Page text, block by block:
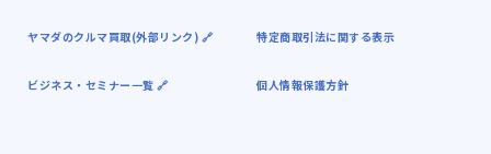
ヤマダのクルマ買取(外部リンク) 🔗
ビジネス・セミナー一覧 🔗
特定商取引法に関する表示
個人情報保護方針